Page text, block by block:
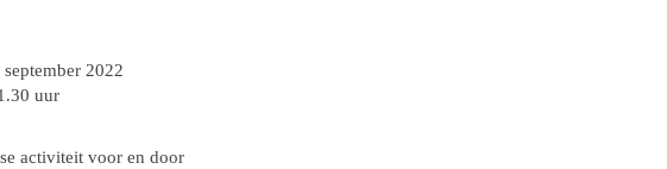
2022
uur
activiteit voor en door